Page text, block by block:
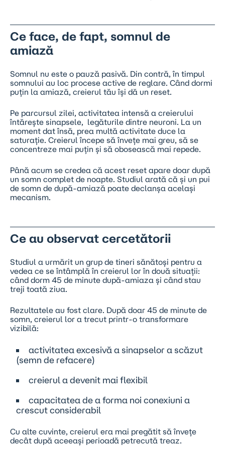
Ce face, de fapt, somnul de
amiază
Somnul nu este o pauză pasivă. Din contră, în timpul
somnului au loc procese active de reglare. Când dormi
puțin la amiază, creierul tău își dă un reset.
Pe parcursul zilei, activitatea intensă a creierului
întărește sinapsele, legăturile dintre neuroni. La un
moment dat însă, prea multă activitate duce la
saturație. Creierul începe să învețe mai greu, să se
concentreze mai puțin și să obosească mai repede.
Până acum se credea că acest reset apare doar după
un somn complet de noapte. Studiul arată că și un pui
de somn de după-amiază poate declanșa același
mecanism.
Ce au observat cercetătorii
Studiul a urmărit un grup de tineri sănătoși pentru a
vedea ce se întâmplă în creierul lor în două situații:
când dorm 45 de minute după-amiaza și când stau
treji toată ziua.
Rezultatele au fost clare. După doar 45 de minute de
somn, creierul lor a trecut printr-o transformare
vizibilă:
activitatea excesivă a sinapselor a scăzut
(semn de refacere)
creierul a devenit mai flexibil
capacitatea de a forma noi conexiuni a
crescut considerabil
Cu alte cuvinte, creierul era mai pregătit să învețe
decât după aceeași perioadă petrecută treaz.